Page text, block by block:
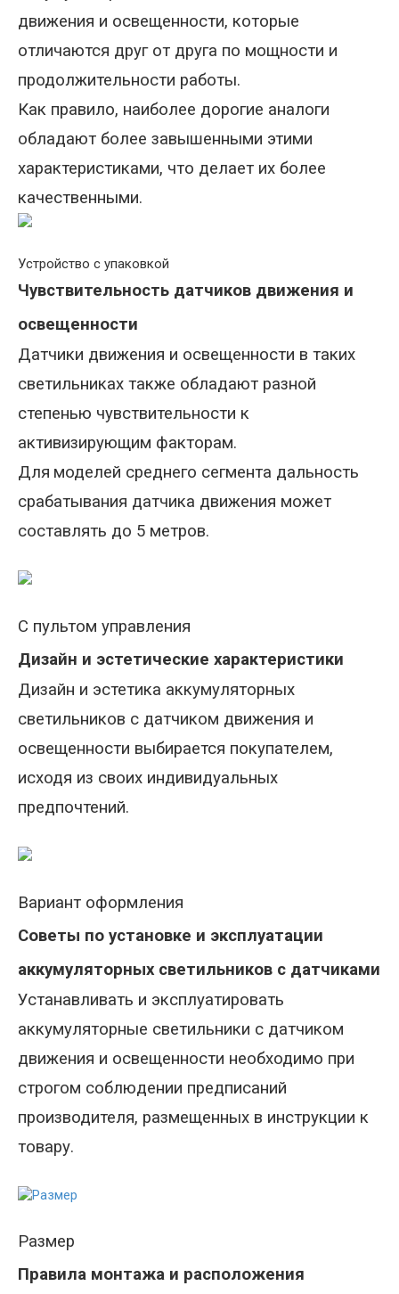
движения и освещенности, которые
отличаются друг от друга по мощности и
продолжительности работы.
Как правило, наиболее дорогие аналоги
обладают более завышенными этими
характеристиками, что делает их более
качественными.
Устройство с упаковкой
Чувствительность датчиков движения и
освещенности
Датчики движения и освещенности в таких
светильниках также обладают разной
степенью чувствительности к
активизирующим факторам.
Для моделей среднего сегмента дальность
срабатывания датчика движения может
составлять до 5 метров.
С пультом управления
Дизайн и эстетические характеристики
Дизайн и эстетика аккумуляторных
светильников с датчиком движения и
освещенности выбирается покупателем,
исходя из своих индивидуальных
предпочтений.
Вариант оформления
Советы по установке и эксплуатации
аккумуляторных светильников с датчиками
Устанавливать и эксплуатировать
аккумуляторные светильники с датчиком
движения и освещенности необходимо при
строгом соблюдении предписаний
производителя, размещенных в инструкции к
товару.
Размер
Правила монтажа и расположения